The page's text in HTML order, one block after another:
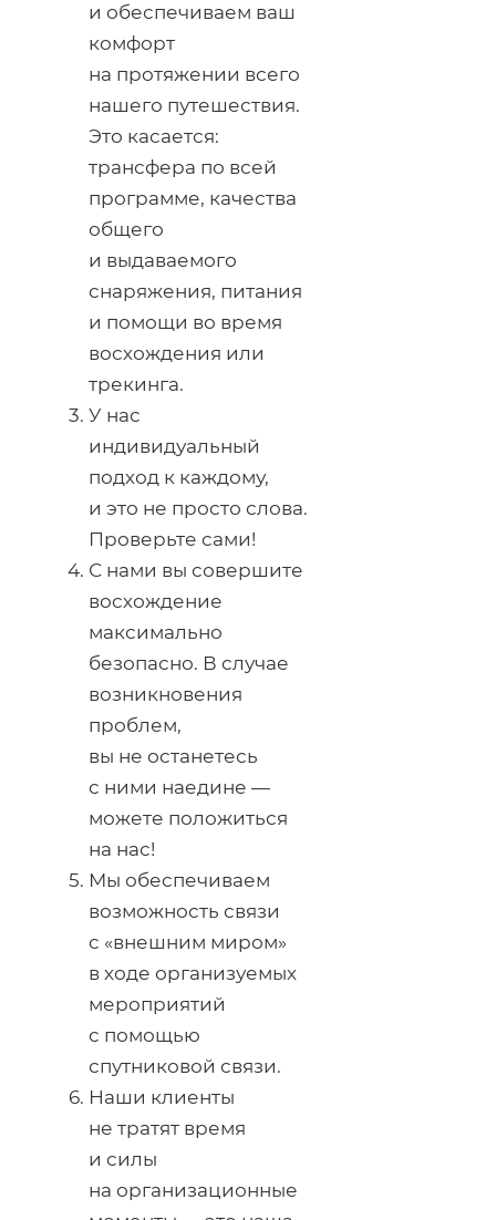
и обеспечиваем ваш
комфорт
на протяжении всего
нашего путешествия.
Это касается:
трансфера по всей
программе, качества
общего
и выдаваемого
снаряжения, питания
и помощи во время
восхождения или
трекинга.
У нас
индивидуальный
подход к каждому,
и это не просто слова.
Проверьте сами!
С нами вы совершите
восхождение
максимально
безопасно. В случае
возникновения
проблем,
вы не останетесь
с ними наедине —
можете положиться
на нас!
Мы обеспечиваем
возможность связи
с «внешним миром»
в ходе организуемых
мероприятий
с помощью
спутниковой связи.
Наши клиенты
не тратят время
и силы
на организационные